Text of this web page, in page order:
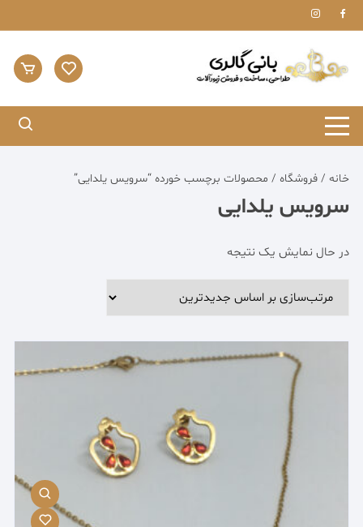
Skip
to
خانه /فروشگاه / محصولات برچسب خورده “سرویس یلدایی”
سرویس یلدایی
در حال نمایش یک نتیجه